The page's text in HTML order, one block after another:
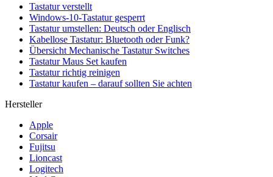
Tastatur verstellt
Windows-10-Tastatur gesperrt
Tastatur umstellen: Deutsch oder Englisch
Kabellose Tastatur: Bluetooth oder Funk?
Übersicht Mechanische Tastatur Switches
Tastatur Maus Set kaufen
Tastatur richtig reinigen
Tastatur kaufen – darauf sollten Sie achten
Hersteller
Apple
Corsair
Fujitsu
Lioncast
Logitech